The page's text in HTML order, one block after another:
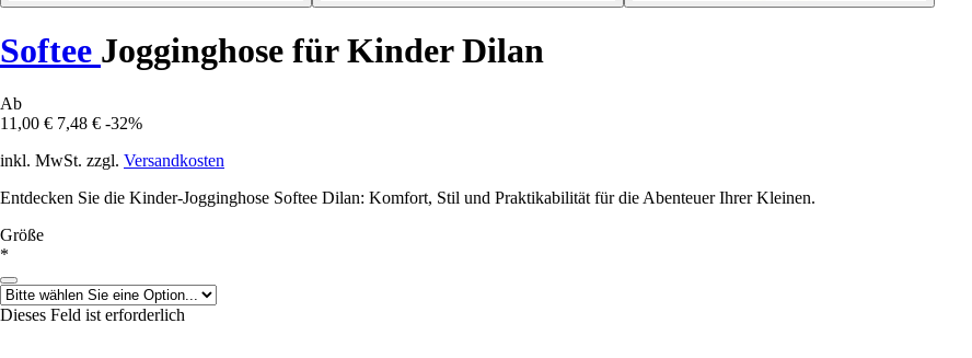
Softee Jogginghose für Kinder Dilan
Ab
11,00 € 7,48 € -32%
inkl. MwSt. zzgl. Versandkosten
Entdecken Sie die Kinder-Jogginghose Softee Dilan: Komfort, Stil und Praktikabilität für die Abenteuer Ihrer Kleinen.
Größe
*
Dieses Feld ist erforderlich